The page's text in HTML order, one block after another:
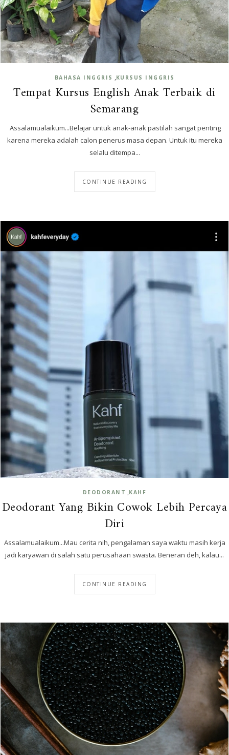
BAHASA INGGRIS ,KURSUS INGGRIS
Tempat Kursus English Anak Terbaik di
Semarang
Assalamualaikum...Belajar untuk anak-anak pastilah sangat penting
karena mereka adalah calon penerus masa depan. Untuk itu mereka
selalu ditempa...
CONTINUE READING
DEODORANT ,KAHF
Deodorant Yang Bikin Cowok Lebih Percaya
Diri
Assalamualaikum...Mau cerita nih, pengalaman saya waktu masih kerja
jadi karyawan di salah satu perusahaan swasta. Beneran deh, kalau...
CONTINUE READING